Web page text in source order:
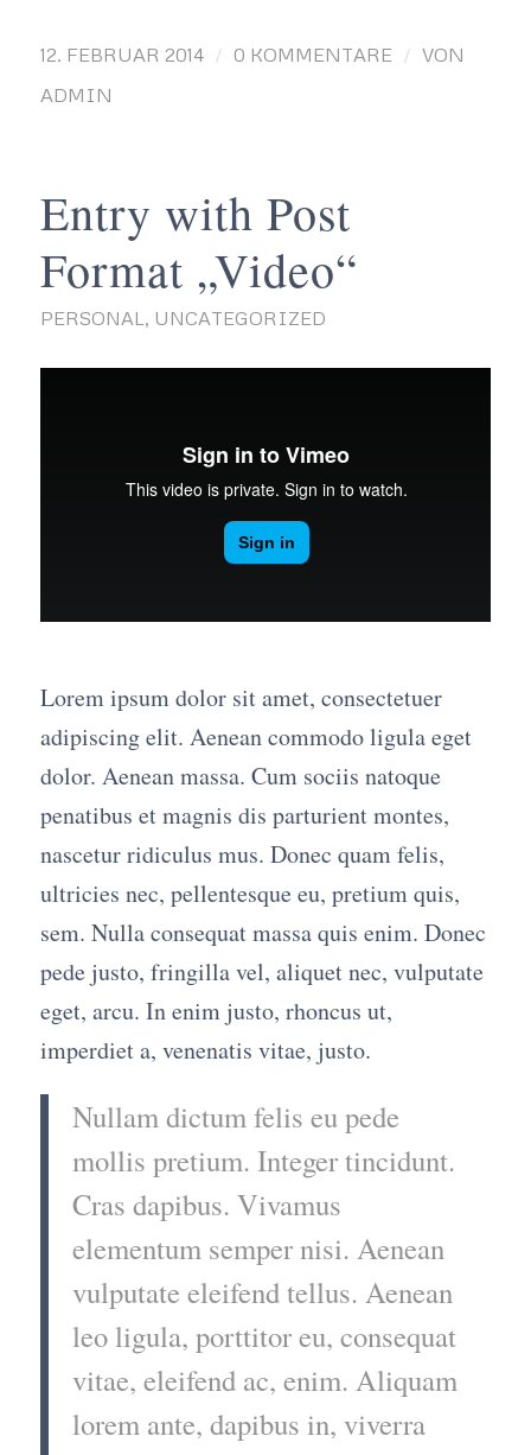
12. FEBRUAR 2014 / 0 KOMMENTARE / VON
ADMIN
Entry with Post
Format „Video“
PERSONAL , UNCATEGORIZED
Lorem ipsum dolor sit amet, consectetuer
adipiscing elit. Aenean commodo ligula eget
dolor. Aenean massa. Cum sociis natoque
penatibus et magnis dis parturient montes,
nascetur ridiculus mus. Donec quam felis,
ultricies nec, pellentesque eu, pretium quis,
sem. Nulla consequat massa quis enim. Donec
pede justo, fringilla vel, aliquet nec, vulputate
eget, arcu. In enim justo, rhoncus ut,
imperdiet a, venenatis vitae, justo.
Nullam dictum felis eu pede
mollis pretium. Integer tincidunt.
Cras dapibus. Vivamus
elementum semper nisi. Aenean
vulputate eleifend tellus. Aenean
leo ligula, porttitor eu, consequat
vitae, eleifend ac, enim. Aliquam
lorem ante, dapibus in, viverra